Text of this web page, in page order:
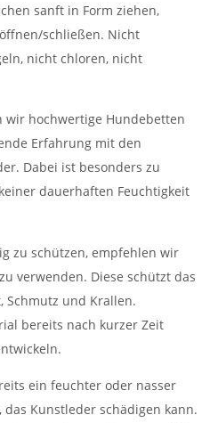
sanft in Form ziehen,
schließen. Nicht
nicht chloren, nicht
wir hochwertige Hundebetten
Erfahrung mit den
Dabei ist besonders zu
dauerhaften Feuchtigkeit
zu schützen, empfehlen wir
verwenden. Diese schützt das
Schmutz und Krallen.
bereits nach kurzer Zeit
ein feuchter oder nasser
Kunstleder schädigen kann.